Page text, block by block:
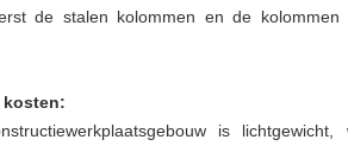
de stalen kolommen en de
kosten:
is